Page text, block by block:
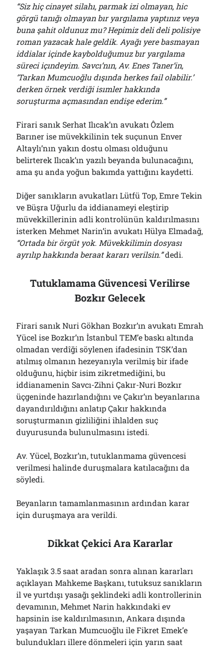
“Siz hiç cinayet silahı, parmak izi olmayan, hic
görgü tanığı olmayan bır yargılama yaptınız veya
buna şahit oldunuz mu? Hepimiz deli deli polisiye
roman yazacak hale geldik. Ayağı yere basmayan
iddialar içinde kaybolduğumuz bır yargılama
süreci içındeyim. Savcı’nın, Av. Enes Taner’in,
‘Tarkan Mumcuoğlu dışında herkes fail olabilir.’
derken örnek verdiği isımler hakkında
soruşturma açmasından endişe ederim.”
Firari sanık Serhat Ilıcak’ın avukatı Ôzlem
Barıner ise müvekkilinin tek suçunun Enver
Altaylı’nın yakın dostu olması olduğunu
belirterek Ilıcak’ın yazılı beyanda bulunacağını,
ama şu anda yoğun bakımda yattığını kaydetti.
Diğer sanıkların avukatları Lütfü Top, Emre Tekin
ve Büşra Uğurlu da iddianameyi eleştirip
müvekkillerinin adli kontrolünün kaldırılmasını
isterken Mehmet Narin’in avukatı Hülya Elmadağ,
“Ortada bir örgüt yok. Müvekkilimin dosyası
ayrılıp hakkında beraat kararı verilsin.”dedi.
Tutuklamama Güvencesi Verilirse
Bozkır Gelecek
Firari sanık Nuri Gökhan Bozkır’ın avukatı Emrah
Yücel ise Bozkır’ın İstanbul TEM’e baskı altında
olmadan verdîği söylenen ifadesinin TSK’dan
atılmış olmanın hezeyanıyla verilmiş bir ifade
olduğunu, hiçbir isim zikretmediğini, bu
iddianamenin Savcı-Zihni Çakır-Nuri Bozkır
üçgeninde hazırlandığını ve Çakır’ın beyanlarına
dayandırıldığını anlatıp Çakır hakkında
soruşturmanın gizliliğini ihlalden suç
duyurusunda bulunulmasını istedi.
Av. Yücel, Bozkır’ın, tutuklanmama güvencesi
verilmesi halinde duruşmalara katılacağını da
söyledi.
Beyanların tamamlanmasının ardından karar
için duruşmaya ara verildi.
Dikkat Çekici Ara Kararlar
Yaklaşık 3.5 saat aradan sonra alınan kararları
açıklayan Mahkeme Başkanı, tutuksuz sanıkların
il ve yurtdışı yasağı şeklindeki adli kontrollerinin
devamının, Mehmet Narin hakkındaki ev
hapsinin ise kaldırılmasının, Ankara dışında
yaşayan Tarkan Mumcuoğlu ile Fikret Emek’e
bulundukları illere dönmeleri için yarın saat